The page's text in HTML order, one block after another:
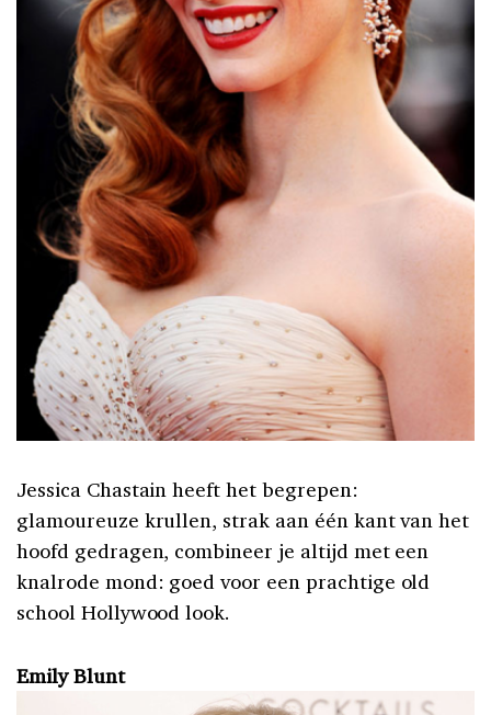
Jessica Chastain heeft het begrepen:
glamoureuze krullen, strak aan één kant van het
hoofd gedragen, combineer je altijd met een
knalrode mond: goed voor een prachtige old
school Hollywood look.
Emily Blunt